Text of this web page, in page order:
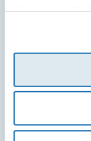
calidad y
juego
niños y niñas